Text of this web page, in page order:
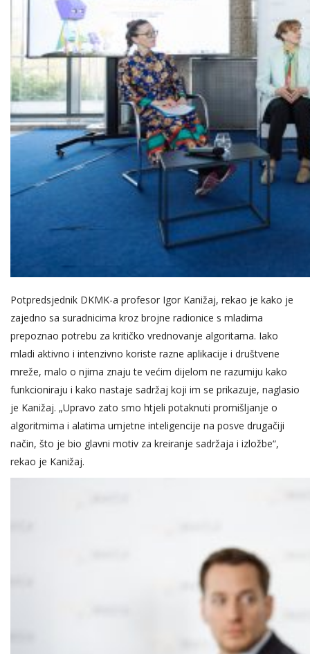
Potpredsjednik DKMK-a profesor Igor Kanižaj, rekao je kako je
zajedno sa suradnicima kroz brojne radionice s mladima
prepoznao potrebu za kritičko vrednovanje algoritama. Iako
mladi aktivno i intenzivno koriste razne aplikacije i društvene
mreže, malo o njima znaju te većim dijelom ne razumiju kako
funkcioniraju i kako nastaje sadržaj koji im se prikazuje, naglasio
je Kanižaj. „Upravo zato smo htjeli potaknuti promišljanje o
algoritmima i alatima umjetne inteligencije na posve drugačiji
način, što je bio glavni motiv za kreiranje sadržaja i izložbe“,
rekao je Kanižaj.